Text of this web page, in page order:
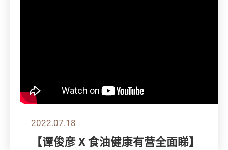
2022.07.18
【谭俊彦 X 食油健康有营全面睇】